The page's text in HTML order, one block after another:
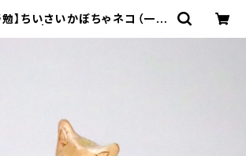
勉】ちいさいかぼちゃネコ（一点